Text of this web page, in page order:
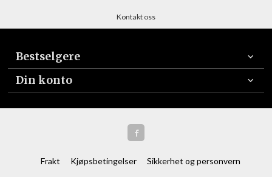
Kontakt oss
Bestselgere
Din konto
Frakt Kjøpsbetingelser Sikkerhet og personvern